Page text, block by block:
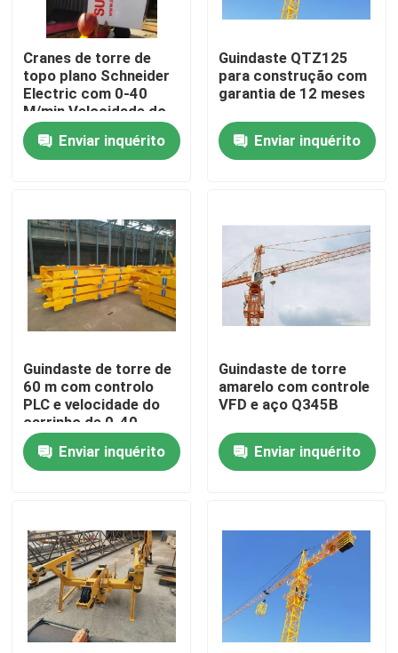
Casa
Vídeos
Quem Somos
Fábrica
Controle de Qualidade
Fale Conosco
Pedir um orçamento
Guindaste de torre superior liso
Guindaste de torre da cabeça de martelo
Cranes de torre de
topo plano Schneider
Electric com 0-40
M/min Velocidade do
carrinho
Enviar inquérito
Guindaste QTZ125
para construção com
garantia de 12 meses
Enviar inquérito
Guindaste de torre de
60 m com controlo
PLC e velocidade do
carrinho de 0-40
M/min
Enviar inquérito
Guindaste de torre
amarelo com controle
VFD e aço Q345B
Enviar inquérito